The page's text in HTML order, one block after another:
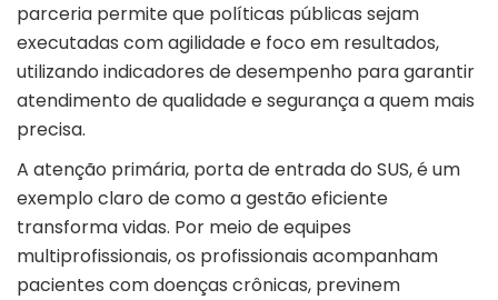
parceria permite que políticas públicas sejam
executadas com agilidade e foco em resultados,
utilizando indicadores de desempenho para garantir
atendimento de qualidade e segurança a quem mais
precisa.
A atenção primária, porta de entrada do SUS, é um
exemplo claro de como a gestão eficiente
transforma vidas. Por meio de equipes
multiprofissionais, os profissionais acompanham
pacientes com doenças crônicas, previnem